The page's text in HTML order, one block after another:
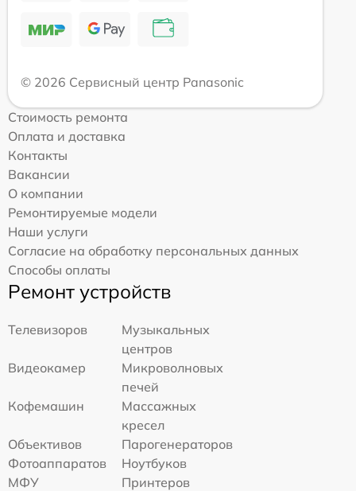
© 2026 Сервисный центр Panasonic
Стоимость ремонта
Оплата и доставка
Контакты
Вакансии
О компании
Ремонтируемые модели
Наши услуги
Согласие на обработку персональных данных
Способы оплаты
Ремонт устройств
Телевизоров
Музыкальных
центров
Видеокамер
Микроволновых
печей
Кофемашин
Массажных
кресел
Объективов
Парогенераторов
Фотоаппаратов
Ноутбуков
МФУ
Принтеров